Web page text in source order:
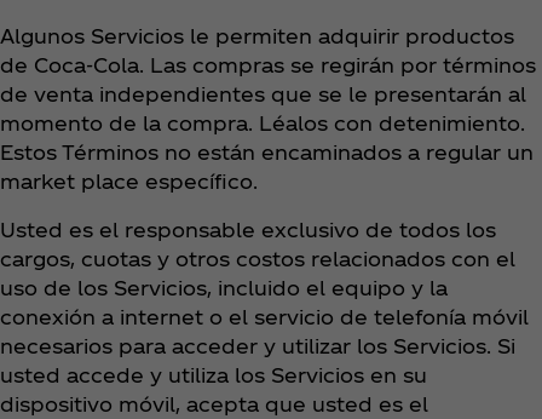
Algunos Servicios le permiten adquirir productos
de Coca‑Cola. Las compras se regirán por términos
de venta independientes que se le presentarán al
momento de la compra. Léalos con detenimiento.
Estos Términos no están encaminados a regular un
market place específico.
Usted es el responsable exclusivo de todos los
cargos, cuotas y otros costos relacionados con el
uso de los Servicios, incluido el equipo y la
conexión a internet o el servicio de telefonía móvil
necesarios para acceder y utilizar los Servicios. Si
usted accede y utiliza los Servicios en su
dispositivo móvil, acepta que usted es el